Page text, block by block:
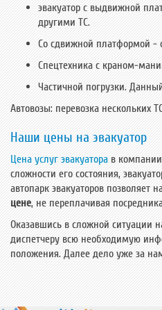
эвакуатор с выдвижной
другими ТС.
Со сдвижной платформой -
Спецтехника с краном-
Частичной погрузки.
Автовозы: перевозка нескольких
Наши цены на эвакуатор
Цена услуг эвакуатора в
сложности его состояния,
автопарк эвакуаторов позволяет
цене, не переплачивая
Оказавшись в сложной ситуации
диспетчеру всю необходимую
положения. Далее дело уже за